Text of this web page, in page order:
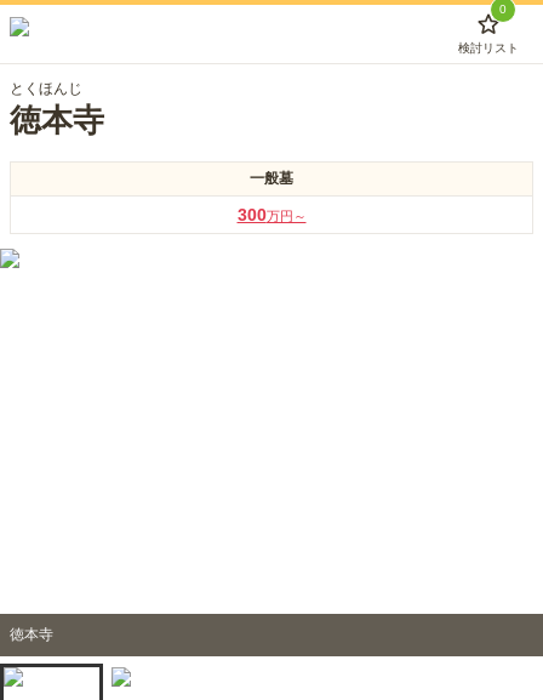
0
検討リスト
とくほんじ
徳本寺
一般墓
300万円～
徳本寺